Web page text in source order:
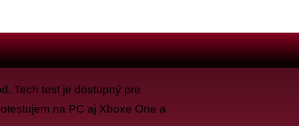
Tech test je dostupný pre
na PC aj Xboxe One a